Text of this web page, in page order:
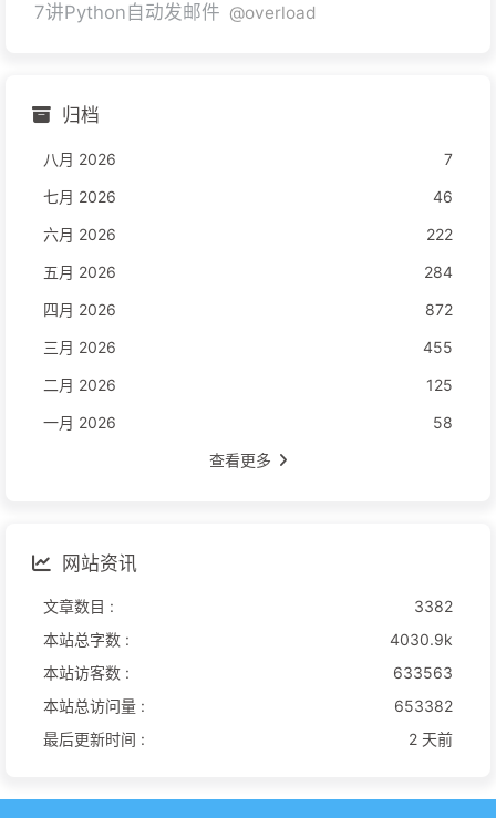
7讲Python自动发邮件 @overload
归档
八月 2026
7
七月 2026
46
六月 2026
222
五月 2026
284
四月 2026
872
三月 2026
455
二月 2026
125
一月 2026
58
查看更多
网站资讯
文章数目 :
3382
本站总字数 :
4030.9k
本站访客数 :
633563
本站总访问量 :
653382
最后更新时间 :
2 天前